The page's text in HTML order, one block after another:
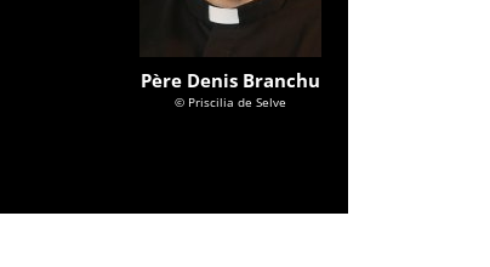
Père Denis Branchu
© Priscilia de Selve